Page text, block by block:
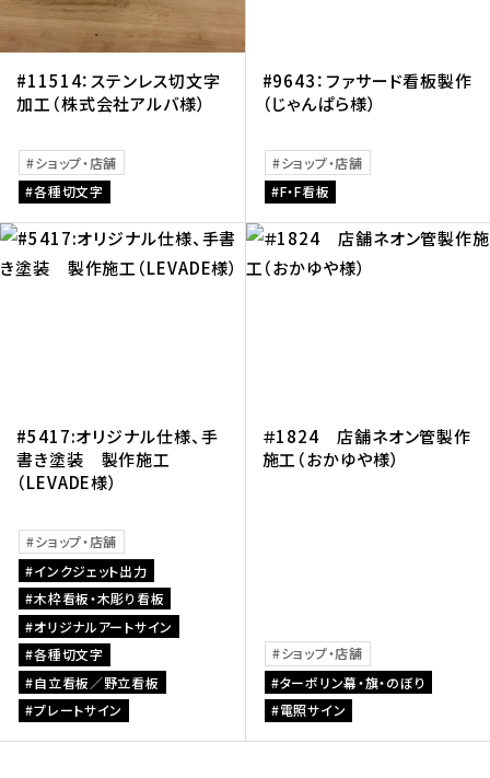
#11514：ステンレス切文字
加工（株式会社アルバ様）
ショップ・店舗
各種切文字
#9643：ファサード看板製作
（じゃんぱら様）
ショップ・店舗
F・F看板
#5417:オリジナル仕様、手
書き塗装 製作施工
（LEVADE様）
ショップ・店舗
インクジェット出力
木枠看板・木彫り看板
オリジナルアートサイン
各種切文字
自立看板／野立看板
プレートサイン
＃1824 店舗ネオン管製作
施工（おかゆや様）
ショップ・店舗
ターポリン幕・旗・のぼり
電照サイン